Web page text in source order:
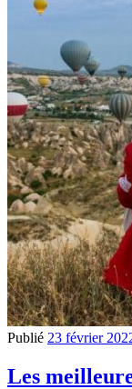
Publié 23 février
Les